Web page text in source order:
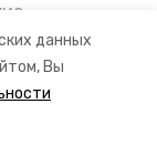
данных
Вы
и
о
местных